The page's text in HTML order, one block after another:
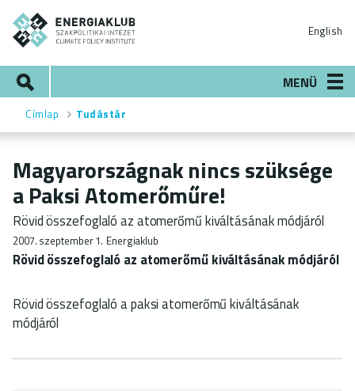
Ugrás
tartalomra
English
MENÜ
Morzsa
Címlap Tudástár
Magyarországnak nincs szüksége
a Paksi Atomerőműre!
Rövid összefoglaló az atomerőmű kiváltásának módjáról
2007. szeptember 1. Energiaklub
Rövid összefoglaló az atomerőmű kiváltásának módjáról
Rövid összefoglaló a paksi atomerőmű kiváltásának
módjáról